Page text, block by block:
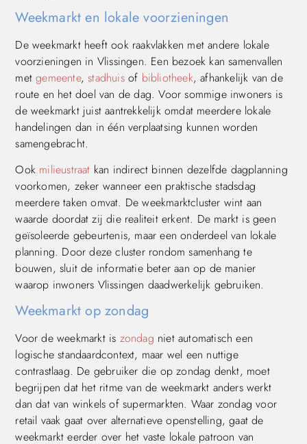
Weekmarkt en lokale voorzieningen
De weekmarkt heeft ook raakvlakken met andere lokale
voorzieningen in Vlissingen. Een bezoek kan samenvallen
metgemeente,stadhuisof bibliotheek, afhankelijk van de
route en het doel van de dag. Voor sommige inwoners is
de weekmarkt juist aantrekkelijk omdat meerdere lokale
handelingen dan in één verplaatsing kunnen worden
samengebracht.
Ook milieustraat kan indirect binnen dezelfde dagplanning
voorkomen, zeker wanneer een praktische stadsdag
meerdere taken omvat. De weekmarktcluster wint aan
waarde doordat zij die realiteit erkent. De markt is geen
geïsoleerde gebeurtenis, maar een onderdeel van lokale
planning. Door deze cluster rondom samenhang te
bouwen, sluit de informatie beter aan op de manier
waarop inwoners Vlissingen daadwerkelijk gebruiken.
Weekmarkt op zondag
Voor de weekmarkt is zondag niet automatisch een
logische standaardcontext, maar wel een nuttige
contrastlaag. De gebruiker die op zondag denkt, moet
begrijpen dat het ritme van de weekmarkt anders werkt
dan dat van winkels of supermarkten. Waar zondag voor
retail vaak gaat over alternatieve openstelling, gaat de
weekmarkt eerder over het vaste lokale patroon van